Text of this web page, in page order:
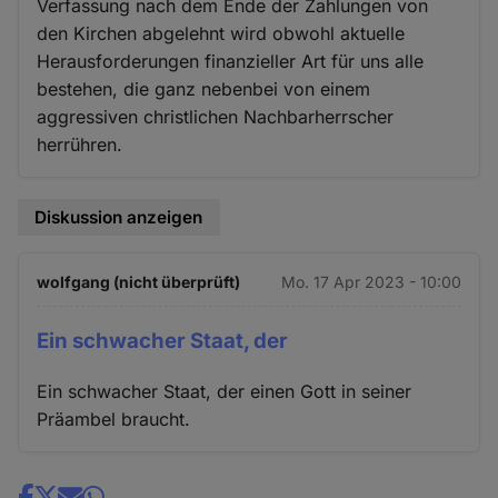
Verfassung nach dem Ende der Zahlungen von
den Kirchen abgelehnt wird obwohl aktuelle
Herausforderungen finanzieller Art für uns alle
bestehen, die ganz nebenbei von einem
aggressiven christlichen Nachbarherrscher
herrühren.
Diskussion anzeigen
wolfgang (nicht überprüft) Mo. 17 Apr 2023 - 10:00
Ein schwacher Staat, der
Ein schwacher Staat, der einen Gott in seiner
Präambel braucht.